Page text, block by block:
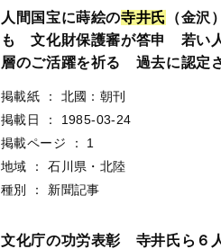
人間国宝に蒔絵の寺井氏
（金
も 文化財保護審が答申 若い
層のご活躍を祈る 過去に認定
掲載紙 ：
北國：朝刊
掲載日
：
1985-03-24
掲載ページ
：
1
地域
：
石川県・北陸
種別
： 新聞記事
文化庁の功労表彰 寺井氏ら６